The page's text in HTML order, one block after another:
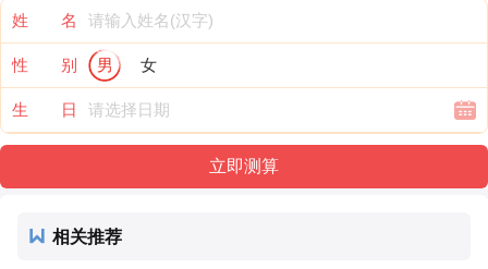
姓 名
性 别 男 女
生 日
相关推荐